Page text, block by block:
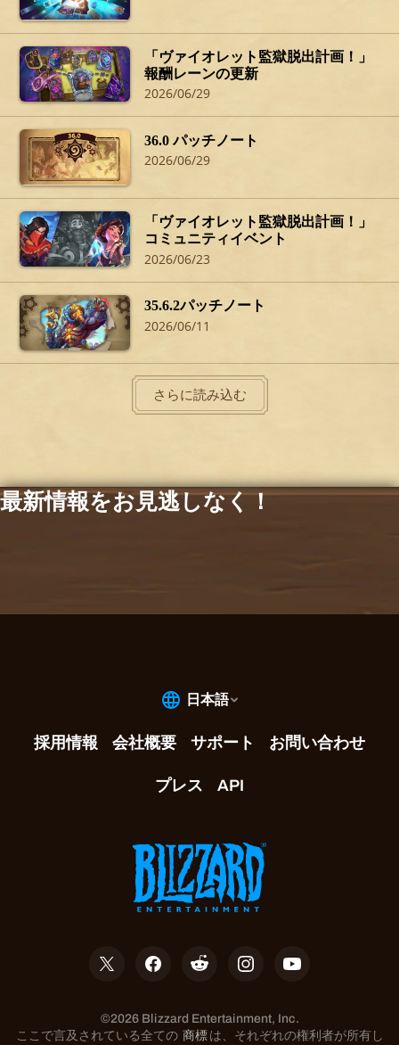
「ヴァイオレット監獄脱出計画！」
報酬レーンの更新
2026/06/29
36.0 パッチノート
2026/06/29
「ヴァイオレット監獄脱出計画！」
コミュニティイベント
2026/06/23
35.6.2パッチノート
2026/06/11
さらに読み込む
最新情報をお見逃しなく！